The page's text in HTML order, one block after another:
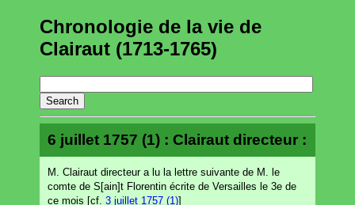
Chronologie de la vie de
Clairaut (1713-1765)
6 juillet 1757 (1) : Clairaut directeur :
M. Clairaut directeur a lu la lettre suivante de M. le
comte de S[ain]t Florentin écrite de Versailles le 3e de
ce mois [cf. 3 juillet 1757 (1)]